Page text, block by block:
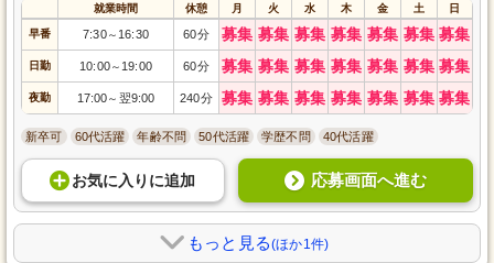
就業時間 休憩 月 火 水 木 金 土 日
早番 7:30～ 16:30 60分 募集 募集 募集 募集 募集 募集 募集
日勤 10:00～ 19:00 60分 募集 募集 募集 募集 募集 募集 募集
夜勤 17:00～ 翌9:00 240分 募集 募集 募集 募集 募集 募集 募集
新卒可 60代活躍 年齢不問 50代活躍 学歴不問 40代活躍
お気に入り に追加 応募画面へ進む
もっと見る(ほか1件)